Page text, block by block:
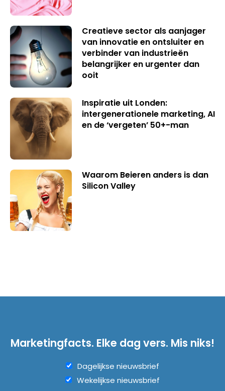
Creatieve sector als aanjager
van innovatie en ontsluiter en
verbinder van industrieën
belangrijker en urgenter dan
ooit
Inspiratie uit Londen:
intergenerationele marketing, AI
en de ‘vergeten’ 50+-man
Waarom Beieren anders is dan
Silicon Valley
Marketingfacts. Elke dag vers. Mis niks!
Dagelijkse nieuwsbrief
Wekelijkse nieuwsbrief